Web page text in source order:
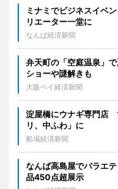
ミナミでビジネスイベ
リエーター一堂に
なんば経済新聞
弁天町の「空庭温泉」
ショーや謎解きも
大阪ベイ経済新聞
淀屋橋にウナギ専門店
リ、中ふわ」に
船場経済新聞
なんば高島屋でバラエ
品450点超展示